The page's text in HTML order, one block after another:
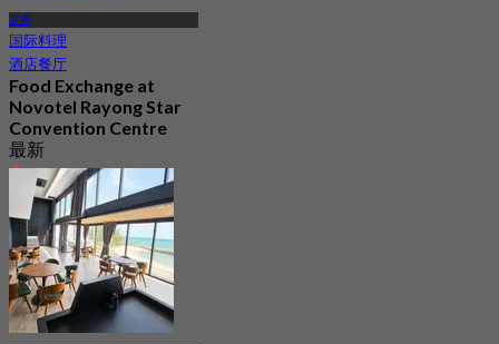
罗勇
国际料理
酒店餐厅
Food Exchange at
Novotel Rayong Star
Convention Centre
最新
4.0
฿ 437.5